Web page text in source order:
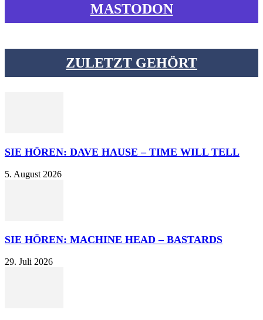
MASTODON
ZULETZT GEHÖRT
SIE HÖREN: DAVE HAUSE – TIME WILL TELL
5. August 2026
SIE HÖREN: MACHINE HEAD – BASTARDS
29. Juli 2026